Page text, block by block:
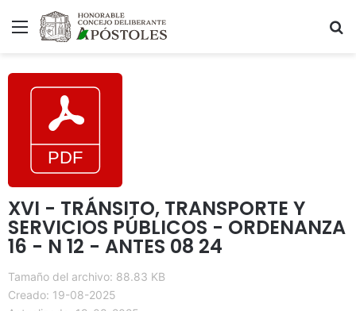
Menú
XVI - TRÁNSITO, TRANSPORTE Y
SERVICIOS PÚBLICOS - ORDENANZA
16 - N 12 - ANTES 08 24
Tamaño del archivo: 88.83 KB
Creado: 19-08-2025